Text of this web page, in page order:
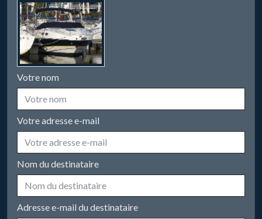
Votre nom
Votre adresse e-mail
Nom du destinataire
Adresse e-mail du destinataire